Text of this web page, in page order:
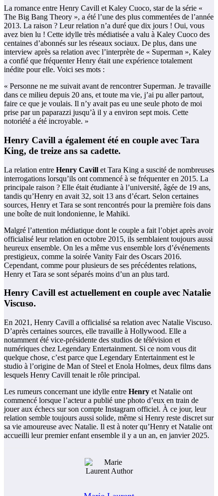
La romance entre Henry Cavill et Kaley Cuoco, star de la série «
The Big Bang Theory », a été l’une des plus commentées de l’année
2013. La raison ? Leur relation n’a duré que dix jours ! Oui, vous
avez bien lu ! Cette idylle très médiatisée a valu à Kaley Cuoco des
centaines d’abonnés sur les réseaux sociaux. De plus, dans une
interview après sa relation avec l’interprète de « Superman », Kaley
a confié que fréquenter Henry était une expérience totalement
inédite pour elle. Voici ses mots :
« Personne ne me suivait avant de rencontrer Superman. Je travaille
dans ce milieu depuis 20 ans, et toute ma vie, j’ai pu aller partout,
faire ce que je voulais. Il n’y avait pas eu une seule photo de moi
prise par un paparazzi jusqu’à il y a environ sept mois. Cette
notoriété a été incroyable. »
Henry Cavill a également été en couple avec Tara
King, de treize ans sa cadette.
La relation entre Henry Cavill et Tara King a suscité de nombreuses
interrogations lorsqu’ils ont commencé à se fréquenter en 2015. La
principale raison ? Elle était étudiante à l’université, âgée de 19 ans,
tandis qu’Henry en avait 32, soit 13 ans d’écart. Selon certaines
sources, Henry et Tara se sont rencontrés pour la première fois dans
une boîte de nuit londonienne, le Mahiki.
Malgré l’attention médiatique dont le couple a fait l’objet après avoir
officialisé leur relation en octobre 2015, ils semblaient toujours aussi
heureux ensemble. On les a même vus ensemble lors d’événements
prestigieux, comme la soirée Vanity Fair des Oscars 2016.
Cependant, comme pour plusieurs de ses précédentes relations,
Henry et Tara se sont séparés moins d’un an plus tard.
Henry Cavill est actuellement en couple avec Natalie
Viscuso.
En 2021, Henry Cavill a officialisé sa relation avec Natalie Viscuso.
D’après certaines sources, elle travaille à Hollywood. Elle a
notamment été vice-présidente des studios de télévision et
numériques chez Legendary Entertainment. Si ce nom vous dit
quelque chose, c’est parce que Legendary Entertainment est le
studio à l’origine de Man of Steel et Enola Holmes, deux films dans
lesquels Henry Cavill tenait le rôle principal.
Les rumeurs concernant une idylle entre Henry et Natalie ont
commencé lorsque l’acteur a publié une photo d’eux en train de
jouer aux échecs sur son compte Instagram officiel. À ce jour, leur
relation semble toujours aussi solide, même si Henry reste discret sur
sa vie amoureuse avec Natalie. Il est à noter qu’Henry et Natalie ont
accueilli leur premier enfant ensemble il y a un an, en janvier 2025.